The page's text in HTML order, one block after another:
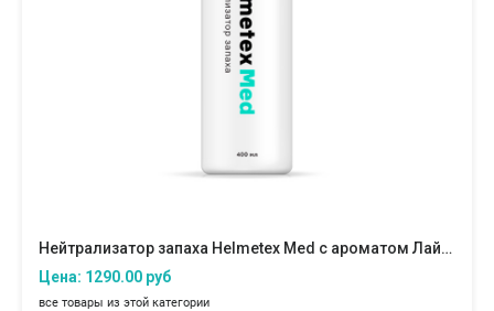
Нейтрализатор запаха Helmetex Med с ароматом Лайм Мята
Цена: 1290.00 руб
все товары из этой категории